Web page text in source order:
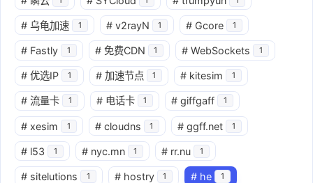
# 乌龟加速 1 # v2rayN 1 # Gcore 1
# Fastly 1 # 免费CDN 1 # WebSockets 1
# 优选IP 1 # 加速节点 1 # kitesim 1
# 流量卡 1 # 电话卡 1 # giffgaff 1
# xesim 1 # cloudns 1 # ggff.net 1
# l53 1 # nyc.mn 1 # rr.nu 1
# sitelutions 1 # hostry 1 # he 1